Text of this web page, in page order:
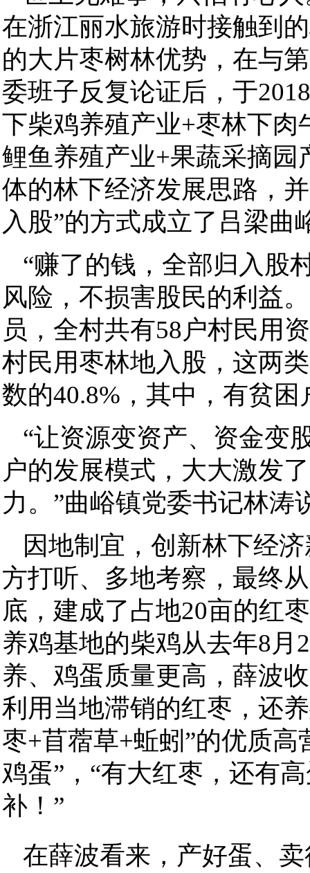
在浙江丽水旅游时接触到
的大片枣树林优势，在与
委班子反复论证后，于
下柴鸡养殖产业+枣林下
鲤鱼养殖产业+果蔬采摘园
体的林下经济发展思路，
入股”的方式成立了吕梁
“赚了的钱，全部归入股
风险，不损害股民的利益
员，全村共有58户村民用
村民用枣林地入股，这两
数的40.8%，其中，有贫困
“让资源变资产、资金变
户的发展模式，大大激发
力。”曲峪镇党委书记林涛
因地制宜，创新林下经
方打听、多地考察，最终
底，建成了占地20亩的红
养鸡基地的柴鸡从去年8月
养、鸡蛋质量更高，薛波
利用当地滞销的红枣，还
枣+苜蓿草+蚯蚓”的优质
鸡蛋”，“有大红枣，还有
补！”
在薛波看来，产好蛋、